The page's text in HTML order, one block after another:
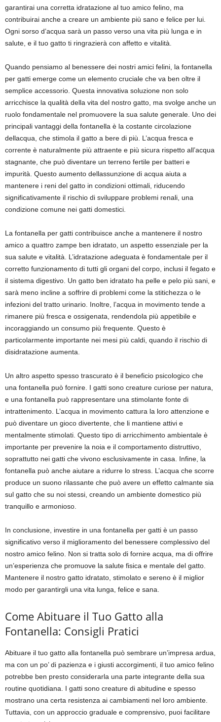
garantirai una corretta idratazione al tuo amico felino, ma
contribuirai anche a creare un ambiente più sano e felice per lui.
Ogni sorso d’acqua sarà un passo verso una vita più lunga e in
salute, e il tuo gatto ti ringrazierà con affetto e vitalità.
Quando pensiamo al benessere dei nostri amici felini, la fontanella
per gatti emerge come un elemento cruciale che va ben oltre il
semplice accessorio. Questa innovativa soluzione non solo
arricchisce la qualità della vita del nostro gatto, ma svolge anche un
ruolo fondamentale nel promuovere la sua salute generale. Uno dei
principali vantaggi della fontanella è la costante circolazione
dellacqua, che stimola il gatto a bere di più. L’acqua fresca e
corrente è naturalmente più attraente e più sicura rispetto all’acqua
stagnante, che può diventare un terreno fertile per batteri e
impurità. Questo aumento dellassunzione di acqua aiuta a
mantenere i reni del gatto in condizioni ottimali, riducendo
significativamente il rischio di sviluppare problemi renali, una
condizione comune nei gatti domestici.
La fontanella per gatti contribuisce anche a mantenere il nostro
amico a quattro zampe ben idratato, un aspetto essenziale per la
sua salute e vitalità. L’idratazione adeguata è fondamentale per il
corretto funzionamento di tutti gli organi del corpo, inclusi il fegato e
il sistema digestivo. Un gatto ben idratato ha pelle e pelo più sani, e
sarà meno incline a soffrire di problemi come la stitichezza o le
infezioni del tratto urinario. Inoltre, l’acqua in movimento tende a
rimanere più fresca e ossigenata, rendendola più appetibile e
incoraggiando un consumo più frequente. Questo è
particolarmente importante nei mesi più caldi, quando il rischio di
disidratazione aumenta.
Un altro aspetto spesso trascurato è il beneficio psicologico che
una fontanella può fornire. I gatti sono creature curiose per natura,
e una fontanella può rappresentare una stimolante fonte di
intrattenimento. L’acqua in movimento cattura la loro attenzione e
può diventare un gioco divertente, che li mantiene attivi e
mentalmente stimolati. Questo tipo di arricchimento ambientale è
importante per prevenire la noia e il comportamento distruttivo,
soprattutto nei gatti che vivono esclusivamente in casa. Infine, la
fontanella può anche aiutare a ridurre lo stress. L’acqua che scorre
produce un suono rilassante che può avere un effetto calmante sia
sul gatto che su noi stessi, creando un ambiente domestico più
tranquillo e armonioso.
In conclusione, investire in una fontanella per gatti è un passo
significativo verso il miglioramento del benessere complessivo del
nostro amico felino. Non si tratta solo di fornire acqua, ma di offrire
un’esperienza che promuove la salute fisica e mentale del gatto.
Mantenere il nostro gatto idratato, stimolato e sereno è il miglior
modo per garantirgli una vita lunga, felice e sana.
Come Abituare il Tuo Gatto alla
Fontanella: Consigli Pratici
Abituare il tuo gatto alla fontanella può sembrare un’impresa ardua,
ma con un po’ di pazienza e i giusti accorgimenti, il tuo amico felino
potrebbe ben presto considerarla una parte integrante della sua
routine quotidiana. I gatti sono creature di abitudine e spesso
mostrano una certa resistenza ai cambiamenti nel loro ambiente.
Tuttavia, con un approccio graduale e comprensivo, puoi facilitare